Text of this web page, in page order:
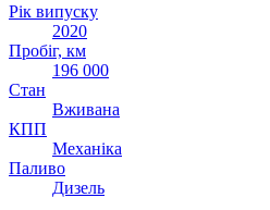
Рік випуску
2020
Пробіг, км
196 000
Стан
Вживана
КПП
Механіка
Паливо
Дизель